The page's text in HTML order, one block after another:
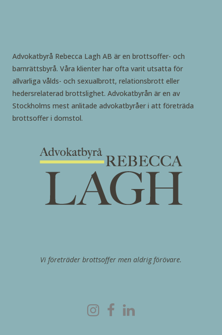
Advokatbyrå Rebecca Lagh AB är en brottsoffer- och
barnrättsbyrå. Våra klienter har ofta varit utsatta för
allvarliga vålds- och sexualbrott, relationsbrott eller
hedersrelaterad brottslighet. Advokatbyrån är en av
Stockholms mest anlitade advokatbyråer i att företräda
brottsoffer i domstol.
Vi företräder brottsoffer men aldrig förövare.